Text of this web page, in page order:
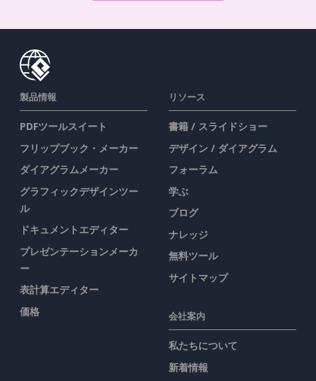
製品情報
PDFツールスイート
フリップブック・メーカー
ダイアグラムメーカー
グラフィックデザインツー
ル
ドキュメントエディター
プレゼンテーションメーカ
ー
表計算エディター
価格
リソース
書籍 / スライドショー
デザイン / ダイアグラム
フォーラム
学ぶ
ブログ
ナレッジ
無料ツール
サイトマップ
会社案内
私たちについて
新着情報